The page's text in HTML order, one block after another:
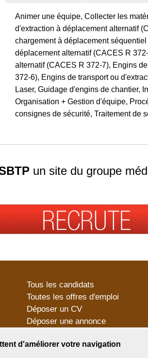
Animer une équipe, Collecter les
d'extraction à déplacement alternatif
chargement à déplacement
déplacement alternatif (CACES R
alternatif (CACES R 372-7), Engins
372-6), Engins de transport ou
Laser, Guidage d'engins de chantier,
Organisation + Gestion d'équipe,
consignes de sécurité, Traitement de
d'améliorer votre navigation
un site du groupe
Tous les candidats
Toutes les offres d'emploi
Déposer un CV
Déposer une annonce